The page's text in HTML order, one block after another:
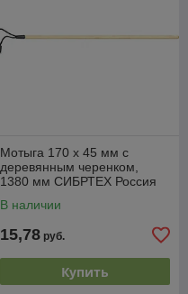
Мотыга 170 х 45 мм с
деревянным черенком,
1380 мм СИБРТЕХ Россия
В наличии
15,78 руб.
Купить